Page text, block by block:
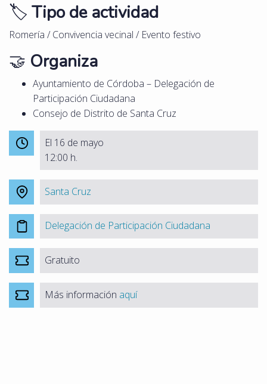
🏷️ Tipo de actividad
Romería / Convivencia vecinal / Evento festivo
🤝 Organiza
Ayuntamiento de Córdoba – Delegación de
Participación Ciudadana
Consejo de Distrito de Santa Cruz
El 16 de mayo
12:00 h.
Santa Cruz
Delegación de Participación Ciudadana
Gratuito
Más información aquí